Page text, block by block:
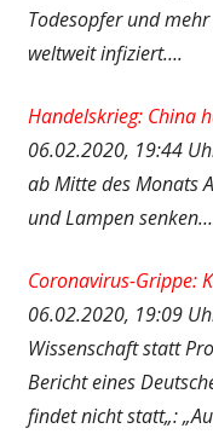
Todesopfer und
weltweit infiziert….
Handelskrieg: China
06.02.2020, 19:44
ab Mitte des Monats
und Lampen
Coronavirus-Grippe:
06.02.2020, 19:09
Wissenschaft statt
Bericht eines
findet nicht statt„: